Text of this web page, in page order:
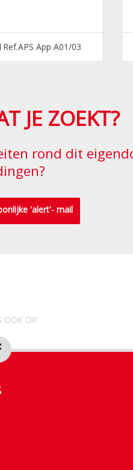
Ref.APS App A01/03
JE ZOEKT?
rond dit
'alert'- mail
OOK OP